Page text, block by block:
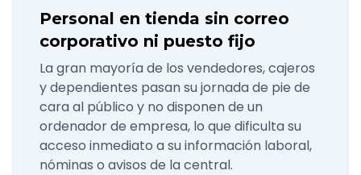
Personal en tienda sin correo
corporativo ni puesto fijo
La gran mayoría de los vendedores, cajeros
y dependientes pasan su jornada de pie de
cara al público y no disponen de un
ordenador de empresa, lo que dificulta su
acceso inmediato a su información laboral,
nóminas o avisos de la central.